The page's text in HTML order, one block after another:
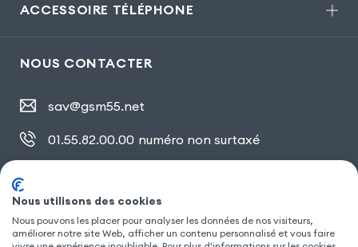
ACCESSOIRE TÉLÉPHONE
NOUS CONTACTER
sav@gsm55.net
01.55.82.00.00 numéro non surtaxé
SUIVEZ NOUS
Nous utilisons des cookies
Nous pouvons les placer pour analyser les données de nos visiteurs,
améliorer notre site Web, afficher un contenu personnalisé et vous faire